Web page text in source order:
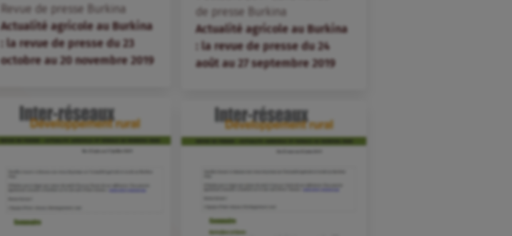
Revue de presse Burkina
Actualité agricole au Burkina
: la revue de presse du 23
octobre au 20 novembre 2019
de presse Burkina
Actualité agricole au Burkina
: la revue de presse du 24
août au 27 septembre 2019